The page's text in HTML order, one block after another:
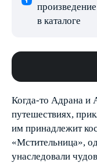
в каталоге
Когда-то Адрана и
путешествиях,
им принадлежит
«Мстительница»,
унаследовали